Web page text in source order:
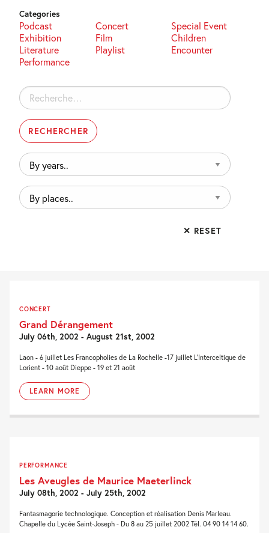
Categories
Podcast Concert
Special Event
Exhibition
Film
Children
Literature
Playlist
Encounter
Performance
Rechercher :
By
years..
By
places..
✕ RESET
CONCERT
Grand Dérangement
July 06th, 2002 - August 21st, 2002
Laon - 6 juillet Les Francopholies de La Rochelle -17 juillet L'Interceltique de
Lorient - 10 août Dieppe - 19 et 21 août
LEARN MORE
PERFORMANCE
Les Aveugles de Maurice Maeterlinck
July 08th, 2002 - July 25th, 2002
Fantasmagorie technologique. Conception et réalisation Denis Marleau.
Chapelle du Lycée Saint-Joseph - Du 8 au 25 juillet 2002 Tél. 04 90 14 14 60.